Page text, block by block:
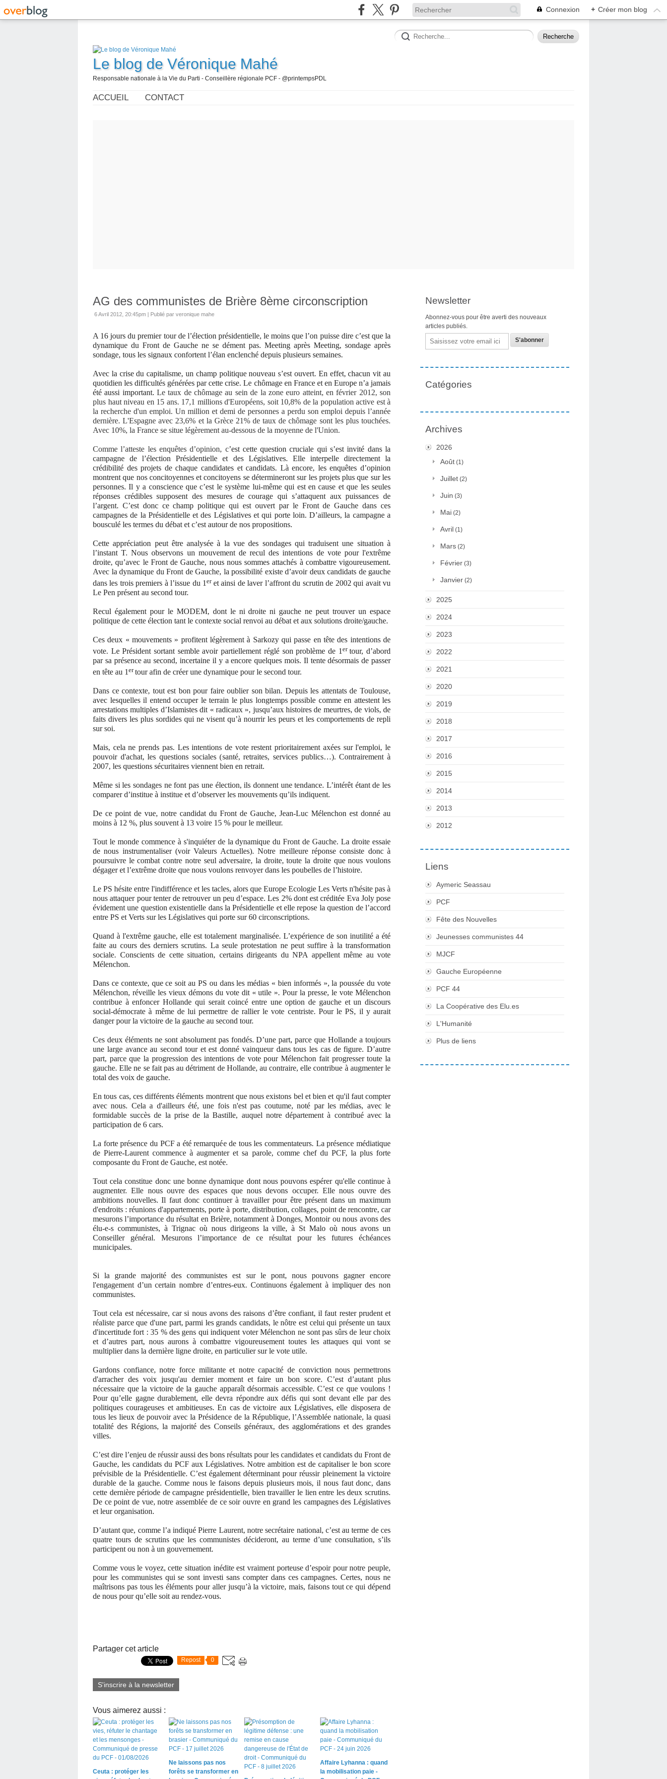
Connexion + Créer mon blog
Le blog de Véronique Mahé
Responsable nationale à la Vie du Parti - Conseillère régionale PCF - @printempsPDL
ACCUEIL CONTACT
AG des communistes de Brière 8ème circonscription
6 Avril 2012, 20:45pm | Publié par veronique mahe
A 16 jours du premier tour de l’élection présidentielle, le moins que l’on puisse dire c’est que la
dynamique du Front de Gauche ne se dément pas. Meeting après Meeting, sondage après
sondage, tous les signaux confortent l’élan enclenché depuis plusieurs semaines.
Avec la crise du capitalisme, un champ politique nouveau s’est ouvert. En effet, chacun vit au
quotidien les difficultés générées par cette crise. Le chômage en France et en Europe n’a jamais
été aussi important.Le taux de chômage au sein de la zone euro atteint, en février 2012, son
plus haut niveau en 15 ans. 17,1 millions d'Européens, soit 10,8% de la population active est à
la recherche d'un emploi. Un million et demi de personnes a perdu son emploi depuis l’année
dernière. L'Espagne avec 23,6% et la Grèce 21% de taux de chômage sont les plus touchées.
Avec 10%, la France se situe légèrement au-dessous de la moyenne de l'Union.
Comme l’atteste les enquêtes d’opinion, c’est cette question cruciale qui s’est invité dans la
campagne de l’élection Présidentielle et des Législatives. Elle interpelle directement la
crédibilité des projets de chaque candidates et candidats. Là encore, les enquêtes d’opinion
montrent que nos concitoyennes et concitoyens se détermineront sur les projets plus que sur les
personnes. Il y a conscience que c’est le système lui-même qui est en cause et que les seules
réponses crédibles supposent des mesures de courage qui s’attaquent aux puissances de
l’argent. C’est donc ce champ politique qui est ouvert par le Front de Gauche dans ces
campagnes de la Présidentielle et des Législatives et qui porte loin. D’ailleurs, la campagne a
bousculé les termes du débat et c’est autour de nos propositions.
Cette appréciation peut être analysée à la vue des sondages qui traduisent une situation à
l’instant T. Nous observons un mouvement de recul des intentions de vote pour l'extrême
droite, qu’avec le Front de Gauche, nous nous sommes attachés à combattre vigoureusement.
Avec la dynamique du Front de Gauche, la possibilité existe d’avoir deux candidats de gauche
dans les trois premiers à l’issue du 1er et ainsi de laver l’affront du scrutin de 2002 qui avait vu
Le Pen présent au second tour.
Recul également pour le MODEM, dont le ni droite ni gauche ne peut trouver un espace
politique de cette élection tant le contexte social renvoi au débat et aux solutions droite/gauche.
Ces deux « mouvements » profitent légèrement à Sarkozy qui passe en tête des intentions de
vote. Le Président sortant semble avoir partiellement réglé son problème de 1 er tour, d’abord
par sa présence au second, incertaine il y a encore quelques mois. Il tente désormais de passer
en tête au 1 er tour afin de créer une dynamique pour le second tour.
Dans ce contexte, tout est bon pour faire oublier son bilan. Depuis les attentats de Toulouse,
avec lesquelles il entend occuper le terrain le plus longtemps possible comme en attestent les
arrestations multiples d’Islamistes dit « radicaux », jusqu’aux histoires de meurtres, de viols, de
faits divers les plus sordides qui ne visent qu’à nourrir les peurs et les comportements de repli
sur soi.
Mais, cela ne prends pas. Les intentions de vote restent prioritairement axées sur l'emploi, le
pouvoir d'achat, les questions sociales (santé, retraites, services publics…). Contrairement à
2007, les questions sécuritaires viennent bien en retrait.
Même si les sondages ne font pas une élection, ils donnent une tendance. L’intérêt étant de les
comparer d’institue à institue et d’observer les mouvements qu’ils indiquent.
De ce point de vue, notre candidat du Front de Gauche, Jean-Luc Mélenchon est donné au
moins à 12 %, plus souvent à 13 voire 15 % pour le meilleur.
Tout le monde commence à s'inquiéter de la dynamique du Front de Gauche. La droite essaie
de nous instrumentaliser (voir Valeurs Actuelles). Notre meilleure réponse consiste donc à
poursuivre le combat contre notre seul adversaire, la droite, toute la droite que nous voulons
dégager et l’extrême droite que nous voulons renvoyer dans les poubelles de l’histoire.
Le PS hésite entre l'indifférence et les tacles, alors que Europe Ecologie Les Verts n'hésite pas à
nous attaquer pour tenter de retrouver un peu d’espace. Les 2% dont est créditée Eva Joly pose
évidement une question existentielle dans la Présidentielle et elle repose la question de l’accord
entre PS et Verts sur les Législatives qui porte sur 60 circonscriptions.
Quand à l'extrême gauche, elle est totalement marginalisée. L’expérience de son inutilité a été
faite au cours des derniers scrutins. La seule protestation ne peut suffire à la transformation
sociale. Conscients de cette situation, certains dirigeants du NPA appellent même au vote
Mélenchon.
Dans ce contexte, que ce soit au PS ou dans les médias « bien informés », la poussée du vote
Mélenchon, réveille les vieux démons du vote dit « utile ». Pour la presse, le vote Mélenchon
contribue à enfoncer Hollande qui serait coincé entre une option de gauche et un discours
social-démocrate à même de lui permettre de rallier le vote centriste. Pour le PS, il y aurait
danger pour la victoire de la gauche au second tour.
Ces deux éléments ne sont absolument pas fondés. D’une part, parce que Hollande a toujours
une large avance au second tour et est donné vainqueur dans tous les cas de figure. D’autre
part, parce que la progression des intentions de vote pour Mélenchon fait progresser toute la
gauche. Elle ne se fait pas au détriment de Hollande, au contraire, elle contribue à augmenter le
total des voix de gauche.
En tous cas, ces différents éléments montrent que nous existons bel et bien et qu'il faut compter
avec nous. Cela a d'ailleurs été, une fois n'est pas coutume, noté par les médias, avec le
formidable succès de la prise de la Bastille, auquel notre département à contribué avec la
participation de 6 cars.
La forte présence du PCF a été remarquée de tous les commentateurs. La présence médiatique
de Pierre-Laurent commence à augmenter et sa parole, comme chef du PCF, la plus forte
composante du Front de Gauche, est notée.
Tout cela constitue donc une bonne dynamique dont nous pouvons espérer qu'elle continue à
augmenter. Elle nous ouvre des espaces que nous devons occuper. Elle nous ouvre des
ambitions nouvelles. Il faut donc continuer à travailler pour être présent dans un maximum
d'endroits : réunions d'appartements, porte à porte, distribution, collages, point de rencontre, car
mesurons l’importance du résultat en Brière, notamment à Donges, Montoir ou nous avons des
élu-e-s communistes, à Trignac où nous dirigeons la ville, à St Malo où nous avons un
Conseiller général. Mesurons l’importance de ce résultat pour les futures échéances
municipales.
Si la grande majorité des communistes est sur le pont, nous pouvons gagner encore
l'engagement d’un certain nombre d’entres-eux. Continuons également à impliquer des non
communistes.
Tout cela est nécessaire, car si nous avons des raisons d’être confiant, il faut rester prudent et
réaliste parce que d'une part, parmi les grands candidats, le nôtre est celui qui présente un taux
d'incertitude fort : 35 % des gens qui indiquent voter Mélenchon ne sont pas sûrs de leur choix
et d’autres part, nous aurons à combattre vigoureusement toutes les attaques qui vont se
multiplier dans la dernière ligne droite, en particulier sur le vote utile.
Gardons confiance, notre force militante et notre capacité de conviction nous permettrons
d'arracher des voix jusqu'au dernier moment et faire un bon score. C’est d’autant plus
nécessaire que la victoire de la gauche apparaît désormais accessible. C’est ce que voulons !
Pour qu’elle gagne durablement, elle devra répondre aux défis qui sont devant elle par des
politiques courageuses et ambitieuses. En cas de victoire aux Législatives, elle disposera de
tous les lieux de pouvoir avec la Présidence de la République, l’Assemblée nationale, la quasi
totalité des Régions, la majorité des Conseils généraux, des agglomérations et des grandes
villes.
C’est dire l’enjeu de réussir aussi des bons résultats pour les candidates et candidats du Front de
Gauche, les candidats du PCF aux Législatives. Notre ambition est de capitaliser le bon score
prévisible de la Présidentielle. C’est également déterminant pour réussir pleinement la victoire
durable de la gauche. Comme nous le faisons depuis plusieurs mois, il nous faut donc, dans
cette dernière période de campagne présidentielle, bien travailler le lien entre les deux scrutins.
De ce point de vue, notre assemblée de ce soir ouvre en grand les campagnes des Législatives
et leur organisation.
D’autant que, comme l’a indiqué Pierre Laurent, notre secrétaire national, c’est au terme de ces
quatre tours de scrutins que les communistes décideront, au terme d’une consultation, s’ils
participent ou non à un gouvernement.
Comme vous le voyez, cette situation inédite est vraiment porteuse d’espoir pour notre peuple,
pour les communistes qui se sont investi sans compter dans ces campagnes. Certes, nous ne
maîtrisons pas tous les éléments pour aller jusqu’à la victoire, mais, faisons tout ce qui dépend
de nous pour qu’elle soit au rendez-vous.
Partager cet article
Repost 0
S'inscrire à la newsletter
Vous aimerez aussi :
Ceuta : protéger les
Ne laissons pas nos
forêts se transformer en
Affaire Lyhanna : quand
la mobilisation paie -
Newsletter
Abonnez-vous pour être averti des nouveaux
articles publiés.
Email
Catégories
Archives
2026
Août (1)
Juillet (2)
Juin (3)
Mai (2)
Avril (1)
Mars (2)
Février (3)
Janvier (2)
2025
2024
2023
2022
2021
2020
2019
2018
2017
2016
2015
2014
2013
2012
Liens
Aymeric Seassau
PCF
Fête des Nouvelles
Jeunesses communistes 44
MJCF
Gauche Européenne
PCF 44
La Coopérative des Elu.es
L'Humanité
Plus de liens